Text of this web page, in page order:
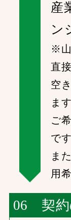
産
ン
※山
直
空
ます
ご
です
ま
用
06 契約